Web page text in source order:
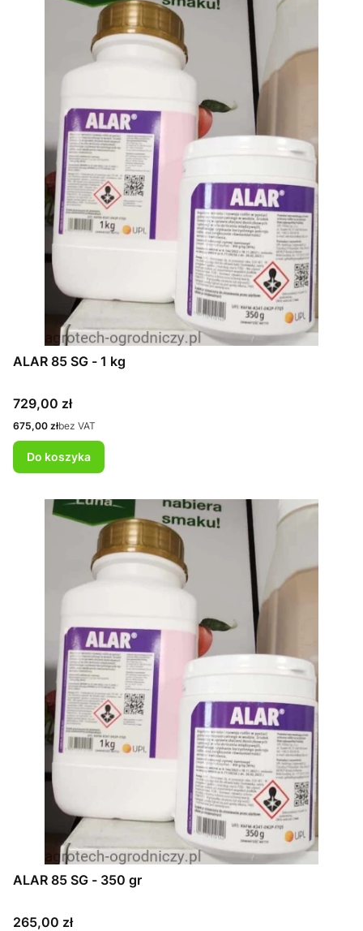
ALAR 85 SG - 1 kg
Cena
729,00 zł
Cena
675,00 złbez VAT
Do koszyka
ALAR 85 SG - 350 gr
Cena
265,00 zł